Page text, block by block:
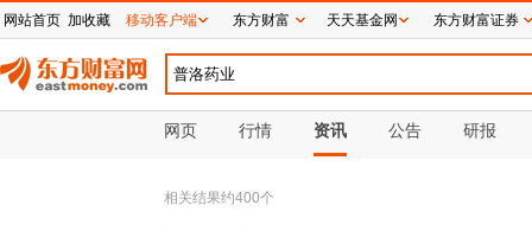
网页 行情 资讯 公告 研报
相关结果约400个
网站首页 加收藏 移动客户端 东方财富 天天基金网 东方财富证券